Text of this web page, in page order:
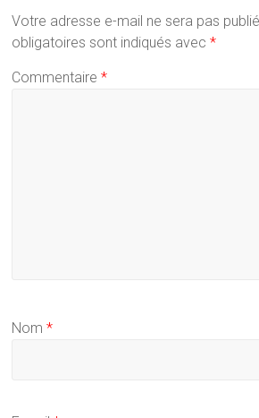
Votre adresse e-mail ne sera pas
obligatoires sont indiqués avec*
Commentaire*
Nom*